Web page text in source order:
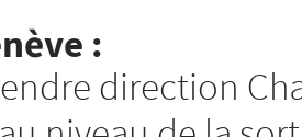
:
direction